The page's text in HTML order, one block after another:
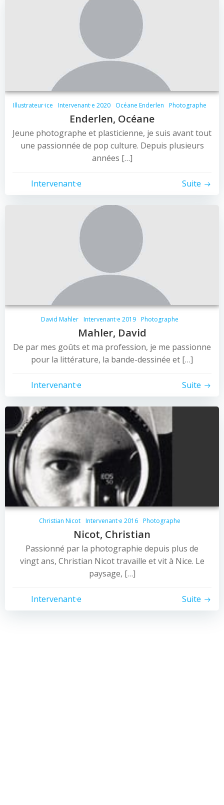
Illustrateur·ice Intervenant·e 2020 Océane Enderlen Photographe
Enderlen, Océane
Jeune photographe et plasticienne, je suis avant tout
une passionnée de pop culture. Depuis plusieurs
années […]
Intervenant·e Suite
David Mahler Intervenant·e 2019 Photographe
Mahler, David
De par mes goûts et ma profession, je me passionne
pour la littérature, la bande-dessinée et […]
Intervenant·e Suite
Christian Nicot Intervenant·e 2016 Photographe
Nicot, Christian
Passionné par la photographie depuis plus de
vingt ans, Christian Nicot travaille et vit à Nice. Le
paysage, […]
Intervenant·e Suite